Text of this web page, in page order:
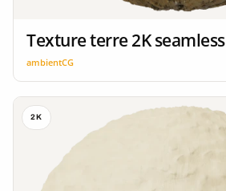
Texture terre 2K seamless
ambientCG
2K